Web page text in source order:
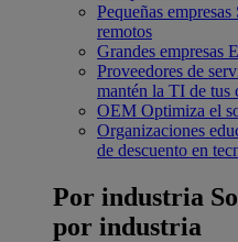
Pequeñas empresas
remotos
Grandes empresas
Proveedores de
mantén la TI de tus
OEM Optimiza el
Organizaciones
de descuento en
Por industria
por industria